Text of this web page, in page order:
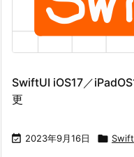
SwiftUI iOS17／
更
 2023年9月16日  Swift